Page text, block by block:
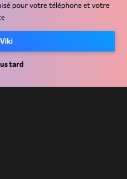
pour votre téléphone et votre
tard